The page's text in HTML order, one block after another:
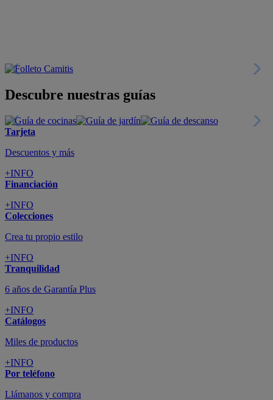
Descubre nuestras guías
Tarjeta
Descuentos y más
+INFO
Financiación
+INFO
Colecciones
Crea tu propio estilo
+INFO
Tranquilidad
6 años de Garantía Plus
+INFO
Catálogos
Miles de productos
+INFO
Por teléfono
Llámanos y compra